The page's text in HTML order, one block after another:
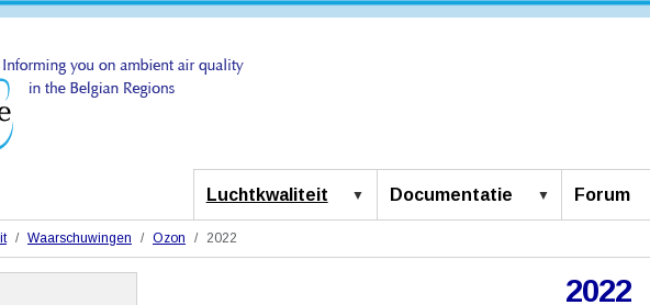
Luchtkwaliteit Documentatie Forum
Waarschuwingen Ozon 2022
2022